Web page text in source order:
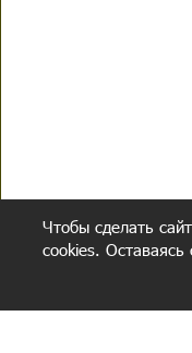
Чтобы сделать
cookies.